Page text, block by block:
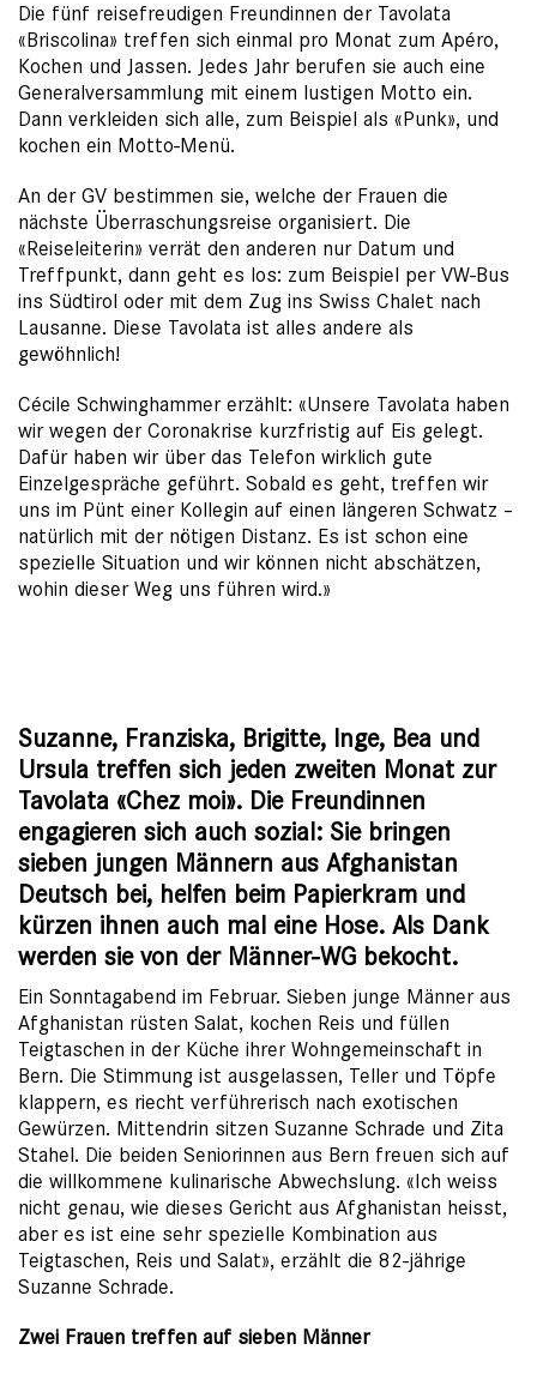
Die fünf reisefreudigen Freundinnen der Tavolata
«Briscolina» treffen sich einmal pro Monat zum Apéro,
Kochen und Jassen. Jedes Jahr berufen sie auch eine
Generalversammlung mit einem lustigen Motto ein.
Dann verkleiden sich alle, zum Beispiel als «Punk», und
kochen ein Motto-Menü.
An der GV bestimmen sie, welche der Frauen die
nächste Überraschungsreise organisiert. Die
«Reiseleiterin» verrät den anderen nur Datum und
Treffpunkt, dann geht es los: zum Beispiel per VW-Bus
ins Südtirol oder mit dem Zug ins Swiss Chalet nach
Lausanne. Diese Tavolata ist alles andere als
gewöhnlich!
Cécile Schwinghammer erzählt: «Unsere Tavolata haben
wir wegen der Coronakrise kurzfristig auf Eis gelegt.
Dafür haben wir über das Telefon wirklich gute
Einzelgespräche geführt. Sobald es geht, treffen wir
uns im Pünt einer Kollegin auf einen längeren Schwatz –
natürlich mit der nötigen Distanz. Es ist schon eine
spezielle Situation und wir können nicht abschätzen,
wohin dieser Weg uns führen wird.»
Suzanne, Franziska, Brigitte, Inge, Bea und
Ursula treffen sich jeden zweiten Monat zur
Tavolata «Chez moi». Die Freundinnen
engagieren sich auch sozial: Sie bringen
sieben jungen Männern aus Afghanistan
Deutsch bei, helfen beim Papierkram und
kürzen ihnen auch mal eine Hose. Als Dank
werden sie von der Männer-WG bekocht.
Ein Sonntagabend im Februar. Sieben junge Männer aus
Afghanistan rüsten Salat, kochen Reis und füllen
Teigtaschen in der Küche ihrer Wohngemeinschaft in
Bern. Die Stimmung ist ausgelassen, Teller und Töpfe
klappern, es riecht verführerisch nach exotischen
Gewürzen. Mittendrin sitzen Suzanne Schrade und Zita
Stahel. Die beiden Seniorinnen aus Bern freuen sich auf
die willkommene kulinarische Abwechslung. «Ich weiss
nicht genau, wie dieses Gericht aus Afghanistan heisst,
aber es ist eine sehr spezielle Kombination aus
Teigtaschen, Reis und Salat», erzählt die 82-jährige
Suzanne Schrade.
Zwei Frauen treffen auf sieben Männer